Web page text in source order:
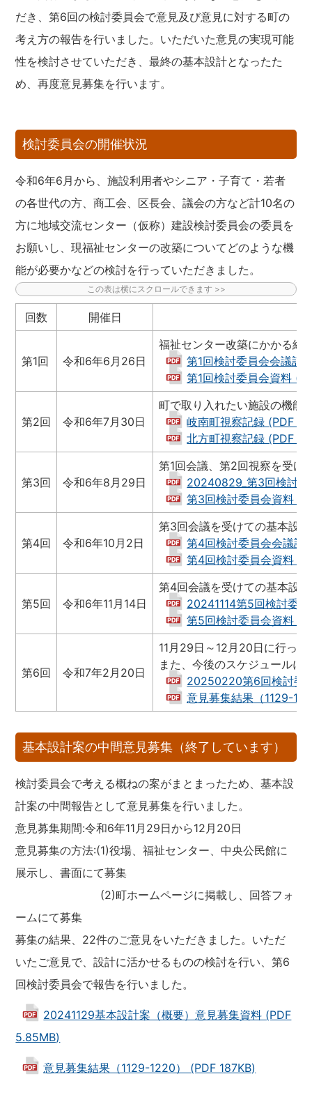
だき、第6回の検討委員会で意見及び意見に対する町の
考え方の報告を行いました。いただいた意見の実現可能
性を検討させていただき、最終の基本設計となったた
め、再度意見募集を行います。
検討委員会の開催状況
令和6年6月から、施設利用者やシニア・子育て・若者
の各世代の方、商工会、区長会、議会の方など計10名の
方に地域交流センター（仮称）建設検討委員会の委員を
お願いし、現福祉センターの改築についてどのような機
能が必要かなどの検討を行っていただきました。
回数 開催日
第1回 令和6年6月26日
福祉センター改築にかかる経
第1回検討委員会会議記
第1回検討委員会資料
第2回 令和6年7月30日
町で取り入れたい施設の機能
岐南町視察記録 (PDF
北方町視察記録 (PDF
第3回 令和6年8月29日
第1回会議、第2回視察を受け
20240829_第3回検討
第3回検討委員会資料
第4回 令和6年10月2日
第3回会議を受けての基本設
第4回検討委員会会議記
第4回検討委員会資料
第5回 令和6年11月14日
第4回会議を受けての基本設
20241114第5回検討委
第5回検討委員会資料
第6回 令和7年2月20日
11月29日～12月20日に行っ
また、今後のスケジュールに
20250220第6回検討委
意見募集結果（1129-
基本設計案の中間意見募集（終了しています）
検討委員会で考える概ねの案がまとまったため、基本設
計案の中間報告として意見募集を行いました。
意見募集期間:令和6年11月29日から12月20日
意見募集の方法:(1)役場、福祉センター、中央公民館に
展示し、書面にて募集
(2)町ホームページに掲載し、回答フォ
ームにて募集
募集の結果、22件のご意見をいただきました。いただ
いたご意見で、設計に活かせるものの検討を行い、第6
回検討委員会で報告を行いました。
20241129基本設計案（概要）意見募集資料 (PDF
5.85MB)
意見募集結果（1129-1220） (PDF 187KB)